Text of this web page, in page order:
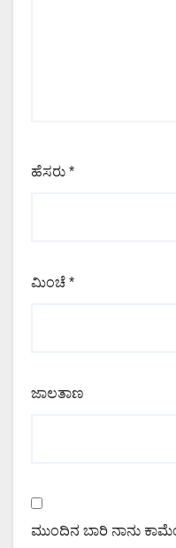
ಹೆಸರು *
ಮಿಂಚೆ *
ಜಾಲತಾಣ
ಮುಂದಿನ ಬಾರಿ ನಾನು